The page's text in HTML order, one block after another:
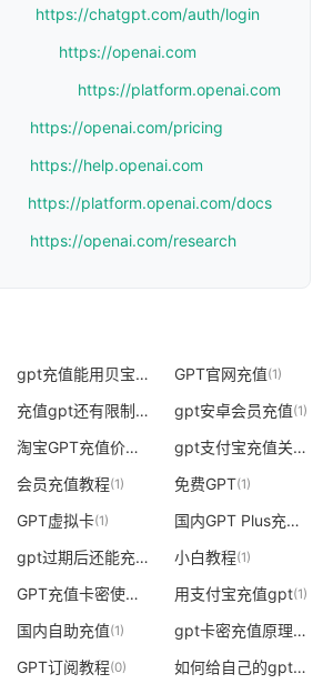
https://chatgpt.com/auth/login
https://openai.com
https://platform.openai.com
https://openai.com/pricing
https://help.openai.com
https://platform.openai.com/docs
https://openai.com/research
gpt充值能用贝宝吗 GPT官网充值(1)
充值gpt还有限制吗 gpt安卓会员充值(1)
淘宝GPT充值价格 gpt支付宝充值关闭
会员充值教程(1) 免费GPT(1)
GPT虚拟卡(1) 国内GPT Plus充值
gpt过期后还能充值吗 (1)小白教程(1)
(1) GPT充值卡密使用 用支付宝充值gpt(1)
国内自助充值(1) gpt卡密充值原理详解
GPT订阅教程(0) 如何给自己的gpt充值